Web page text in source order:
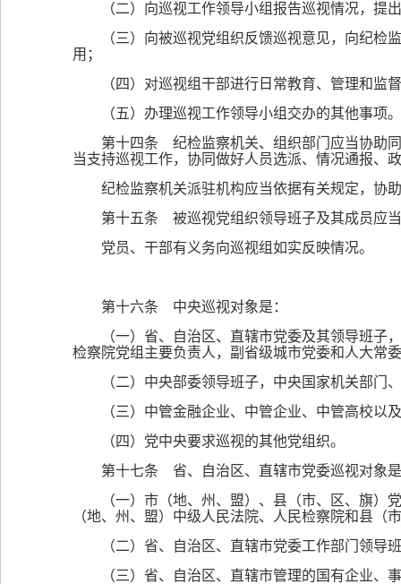
（二）向巡视工作领导小组报告巡视情况，提
（三）向被巡视党组织反馈巡视意见，向纪
用；
（四）对巡视组干部进行日常教育、管理和监
（五）办理巡视工作领导小组交办的其他事项。
第十四条 纪检监察机关、组织部门应当协助
当支持巡视工作，协同做好人员选派、情况通报、
纪检监察机关派驻机构应当依据有关规定，协
第十五条 被巡视党组织领导班子及其成员应
党员、干部有义务向巡视组如实反映情况。
第十六条 中央巡视对象是：
（一）省、自治区、直辖市党委及其领导班
检察院党组主要负责人，副省级城市党委和人大常
（二）中央部委领导班子，中央国家机关部门
（三）中管金融企业、中管企业、中管高校以
（四）党中央要求巡视的其他党组织。
第十七条 省、自治区、直辖市党委巡视对象
（一）市（地、州、盟）、县（市、区、旗
（地、州、盟）中级人民法院、人民检察院和县
（二）省、自治区、直辖市党委工作部门领导
（三）省、自治区、直辖市管理的国有企业、